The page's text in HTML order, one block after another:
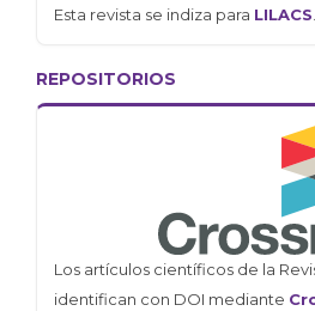
Esta revista se indiza para LILACS.
REPOSITORIOS
Los artículos científicos de la
identifican con DOI mediante